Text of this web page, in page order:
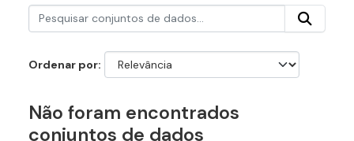
Ordenar por
Não foram encontrados
conjuntos de dados